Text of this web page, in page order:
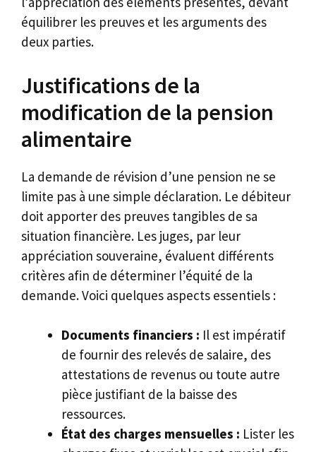
équilibrer les preuves et les arguments des
deux parties.
Justifications de la
modification de la pension
alimentaire
La demande de révision d’une pension ne se
limite pas à une simple déclaration. Le débiteur
doit apporter des preuves tangibles de sa
situation financière. Les juges, par leur
appréciation souveraine, évaluent différents
critères afin de déterminer l’équité de la
demande. Voici quelques aspects essentiels :
Documents financiers : Il est impératif
de fournir des relevés de salaire, des
attestations de revenus ou toute autre
pièce justifiant de la baisse des
ressources.
État des charges mensuelles : Lister les